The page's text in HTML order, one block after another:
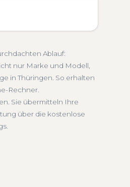
und Umgebung.
Abmeldung. Über
Ablauf:
nur Marke und Modell,
in Thüringen. So erhalten
Rechner.
Sie übermitteln Ihre
über die kostenlose